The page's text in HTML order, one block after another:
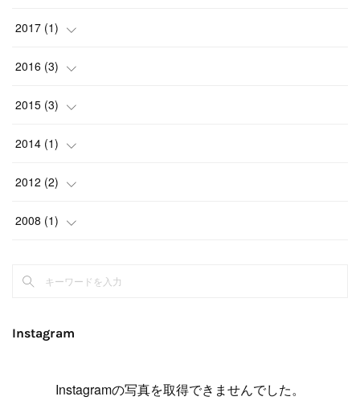
(1
(1
(1
(1
(2
(1
(1)
(4
(1
(4
(2
(1)
(4
(1
(1
2017 (1)
(1
2016 (3)
(1
(2
2015 (3)
(1
(1
(1
2014 (1)
(1
2012 (2)
(2
2008 (1)
Instagram
Instagramの写真を取得できませんでした。